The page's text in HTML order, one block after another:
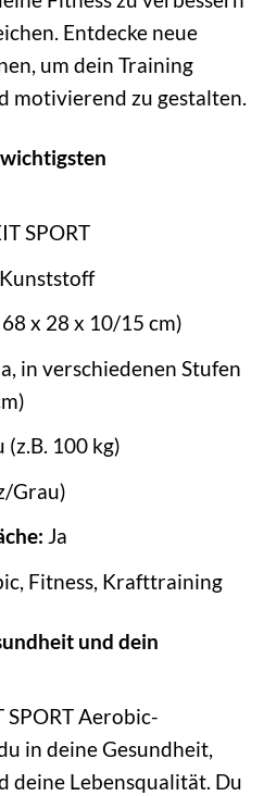
Entdecke neue
um dein Training
motivierend zu gestalten.
SPORT
68 x 28 x 10/15 cm)
in verschiedenen Stufen
(z.B. 100 kg)
Grau)
Ja
Fitness, Krafttraining
und dein
SPORT Aerobic-
in deine Gesundheit,
deine Lebensqualität. Du